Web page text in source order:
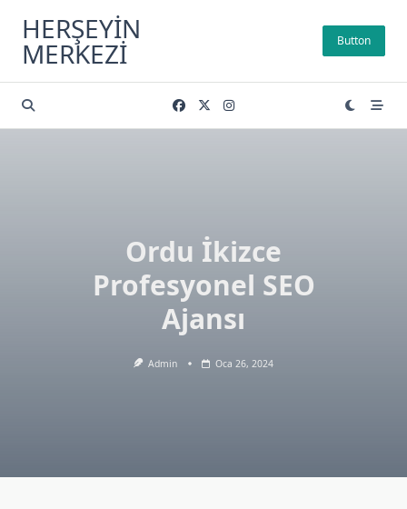
content
HERŞEYIN
MERKEZI Button
Ordu İkizce
Profesyonel SEO
Ajansı
Admin Oca 26, 2024